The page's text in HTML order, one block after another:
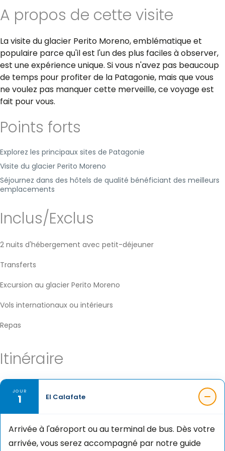
A propos de cette visite
La visite du glacier Perito Moreno, emblématique et
populaire parce qu'il est l'un des plus faciles à observer,
est une expérience unique. Si vous n'avez pas beaucoup
de temps pour profiter de la Patagonie, mais que vous
ne voulez pas manquer cette merveille, ce voyage est
fait pour vous.
Points forts
Explorez les principaux sites de Patagonie
Visite du glacier Perito Moreno
Séjournez dans des hôtels de qualité bénéficiant des meilleurs
emplacements
Inclus/Exclus
2 nuits d'hébergement avec petit-déjeuner
Transferts
Excursion au glacier Perito Moreno
Vols internationaux ou intérieurs
Repas
Itinéraire
JOUR
1 El Calafate
Arrivée à l'aéroport ou au terminal de bus. Dès votre
arrivée, vous serez accompagné par notre guide